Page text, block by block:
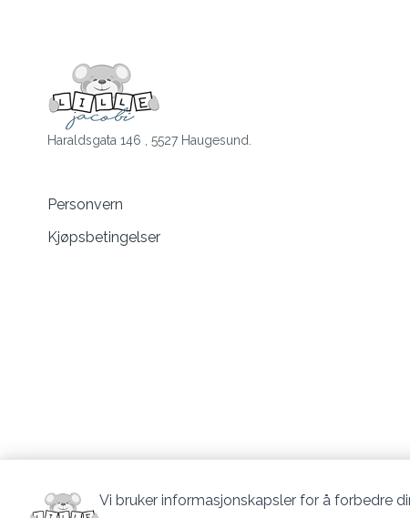
Haraldsgata 146 , 5527 Haugesund.
Personvern
Kjøpsbetingelser
Vi bruker informasjonskapsler for å forbedre